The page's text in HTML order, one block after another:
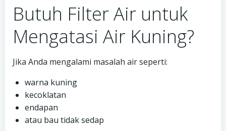
Butuh Filter Air untuk
Mengatasi Air Kuning?
Jika Anda mengalami masalah air seperti:
warna kuning
kecoklatan
endapan
atau bau tidak sedap